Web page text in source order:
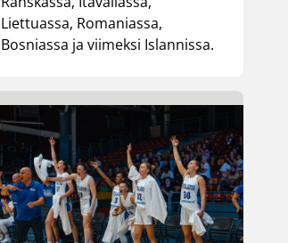
Liettuassa, Romaniassa,
Bosniassa ja viimeksi Islannissa.